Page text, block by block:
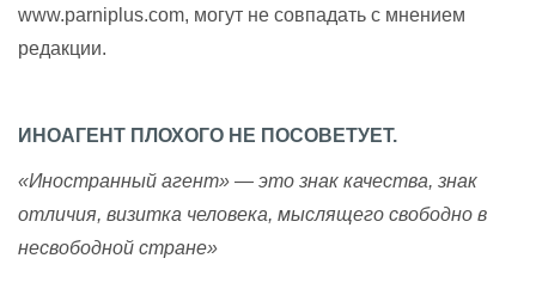
www.parniplus.com, могут не совпадать с мнением
редакции.
ИНОАГЕНТ ПЛОХОГО НЕ ПОСОВЕТУЕТ.
«Иностранный агент» — это знак качества, знак
отличия, визитка человека, мыслящего свободно в
несвободной стране»